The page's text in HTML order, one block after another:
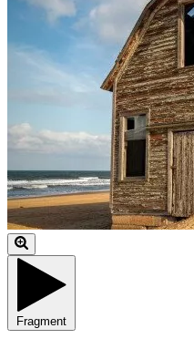
Fragment